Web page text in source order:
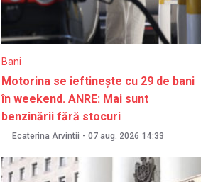
Bani
Motorina se ieftinește cu 29 de bani
în weekend. ANRE: Mai sunt
benzinării fără stocuri
Ecaterina Arvintii - 07 aug. 2026 14:33